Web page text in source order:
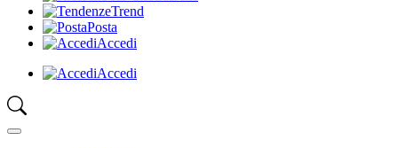
Trend
Posta
Accedi
Accedi